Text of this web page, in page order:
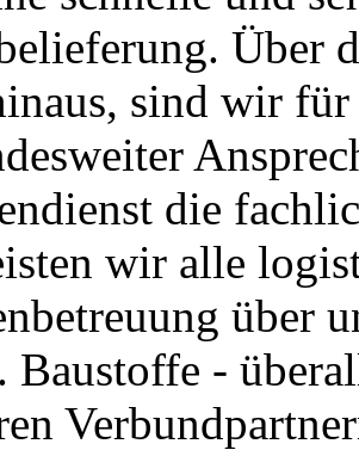
Über
sind wir für
die
wir alle
über
-